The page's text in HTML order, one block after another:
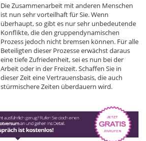
Die Zusammenarbeit mit anderen Menschen
ist nun sehr vorteilhaft für Sie. Wenn
überhaupt, so gibt es nur sehr unbedeutende
Konflikte, die den gruppendynamischen
Prozess jedoch nicht bremsen können. Für alle
Beteiligten dieser Prozesse erwächst daraus
eine tiefe Zufriedenheit, sei es nun bei der
Arbeit oder in der Freizeit. Schaffen Sie in
dieser Zeit eine Vertrauensbasis, die auch
stürmischere Zeiten überdauern wird.